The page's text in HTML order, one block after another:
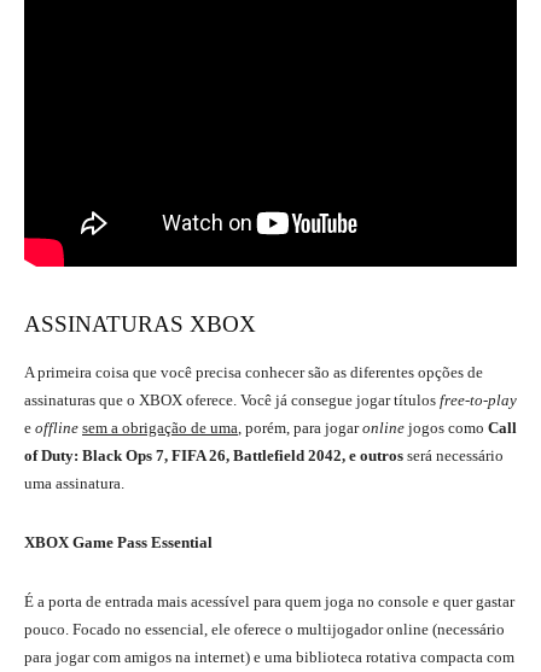
ASSINATURAS XBOX
A primeira coisa que você precisa conhecer são as diferentes opções de
assinaturas que o XBOX oferece. Você já consegue jogar títulos free-to-play
e offline sem a obrigação de uma , porém, para jogaronline jogos como Call
of Duty: Black Ops 7, FIFA 26, Battlefield 2042, e outros será necessário
uma assinatura.
XBOX Game Pass Essential
É a porta de entrada mais acessível para quem joga no console e quer gastar
pouco. Focado no essencial, ele oferece o multijogador online (necessário
para jogar com amigos na internet) e uma biblioteca rotativa compacta com